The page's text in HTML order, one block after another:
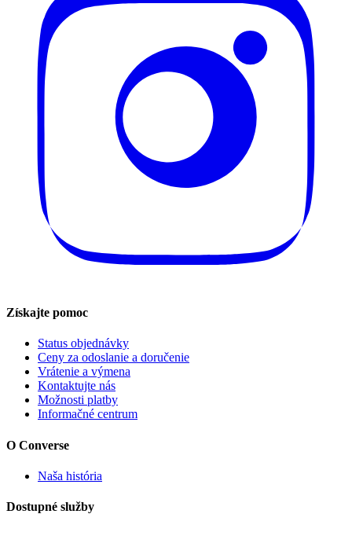
Získajte pomoc
Status objednávky
Ceny za odoslanie a doručenie
Vrátenie a výmena
Kontaktujte nás
Možnosti platby
Informačné centrum
O Converse
Naša história
Dostupné služby